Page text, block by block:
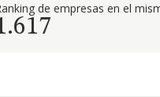
de empresas en el